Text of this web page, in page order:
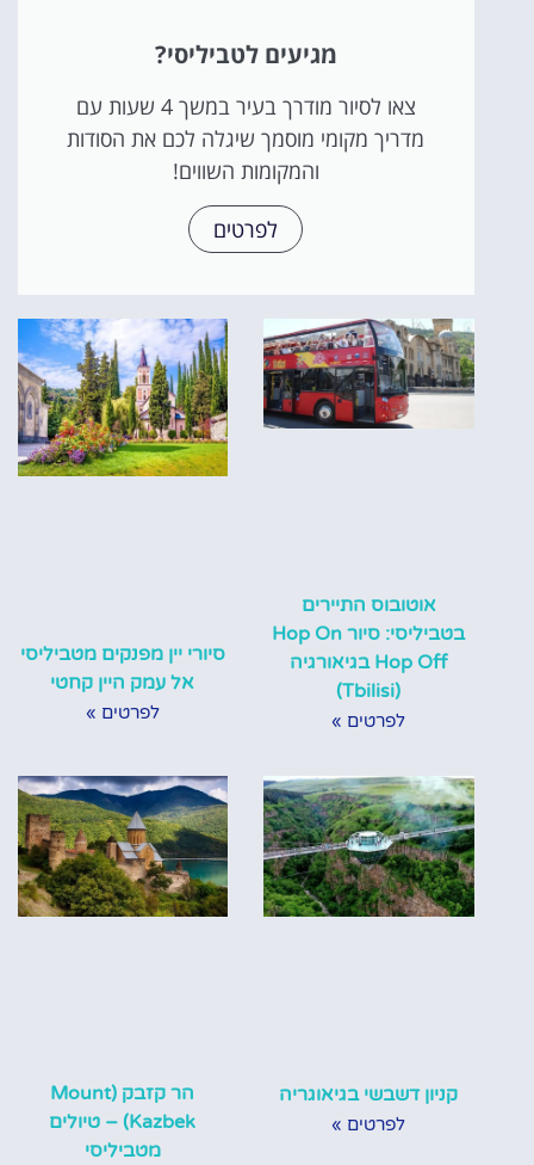
מגיעים לטביליסי?
צאו לסיור מודרך בעיר במשך 4 שעות עם
מדריך מקומי מוסמך שיגלה לכם את הסודות
והמקומות השווים!
לפרטים
אוטובוס התיירים
בטביליסי: סיור Hop On
Hop Off בגיאורגיה
(Tbilisi)
לפרטים »
סיורי יין מפנקים מטביליסי
אל עמק היין קחטי
לפרטים »
קניון דשבשי בגיאוגריה
לפרטים »
הר קזבק (Mount
Kazbek) – טיולים
מטביליסי